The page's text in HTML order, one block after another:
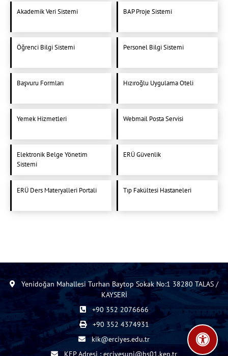
Akademik Veri Sistemi BAP Proje Sistemi
Öğrenci Bilgi Sistemi Personel Bilgi Sistemi
Başvuru Formları Hızıroğlu Uygulama Oteli
Yemek Hizmetleri Webmail Posta Servisi
Elektronik Belge Yönetim
Sistemi
ERÜ Güvenlik
ERÜ Ders Materyalleri Portali Tıp Fakültesi Hastaneleri
Yenidoğan Mahallesi Turhan Baytop Sokak No:1 38280 TALAS /
KAYSERİ
+90 352 2076666
+90 352 4374931
kik@erciyes.edu.tr
KEP Adresi : erciyesuni@hs01.kep.tr